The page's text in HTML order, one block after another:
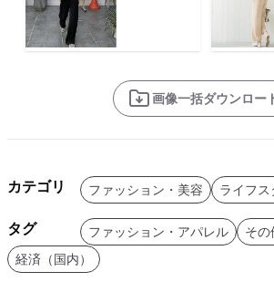
画像一括ダウンロー
カテゴリ ファッション・美容 ライフス
タグ ファッション・アパレル
その
経済（国内）